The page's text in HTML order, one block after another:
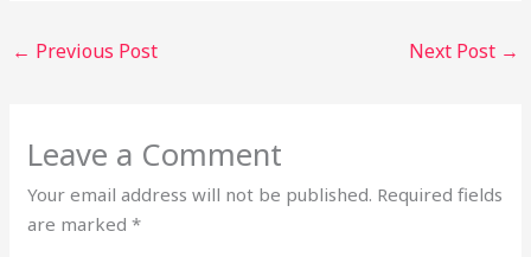
← Previous Post Next Post →
Leave a Comment
Your email address will not be published. Required fields
are marked*